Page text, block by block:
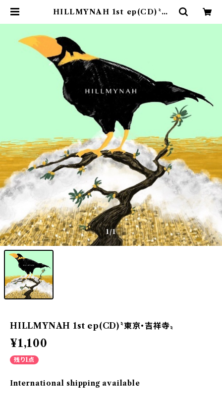
HILLMYNAH 1st ep(CD)〝東
1/1
HILLMYNAH 1st ep(CD)〝東京・吉祥寺〟
¥1,100
残り1点
International shipping available